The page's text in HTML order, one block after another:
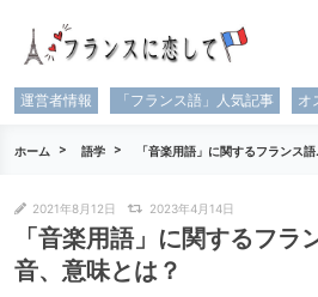
運営者情報 「フランス語」人気記事 オ
ホーム 語学 「音楽用語」に関するフランス語
2021年8月12日 2023年4月14日
「音楽用語」に関するフラ
音、意味とは？